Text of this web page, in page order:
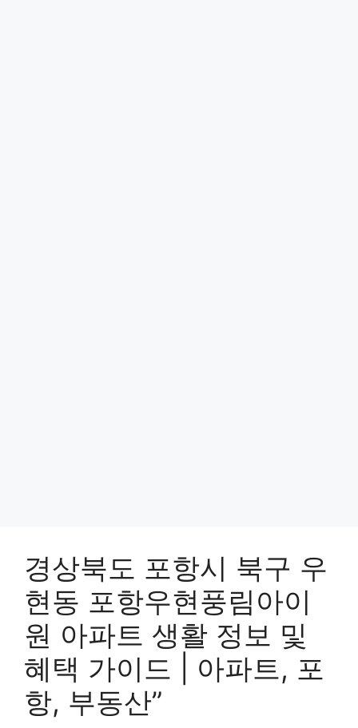
경상북도 포항시 북구 우
현동 포항우현풍림아이
원 아파트 생활 정보 및
혜택 가이드 | 아파트, 포
항, 부동산”